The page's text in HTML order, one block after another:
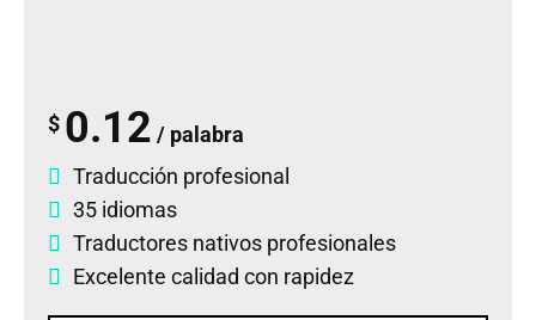
$ 0.12 / palabra
Traducción profesional
35 idiomas
Traductores nativos profesionales
Excelente calidad con rapidez